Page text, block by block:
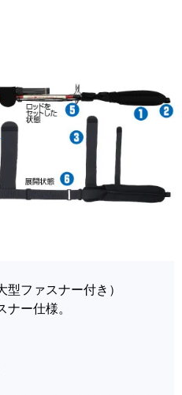
ファスナー付き）
ー仕様。